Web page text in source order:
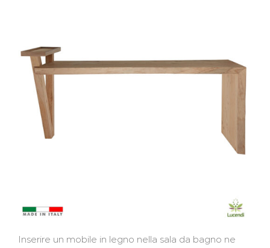
Inserire un mobile in legno nella sala da bagno ne